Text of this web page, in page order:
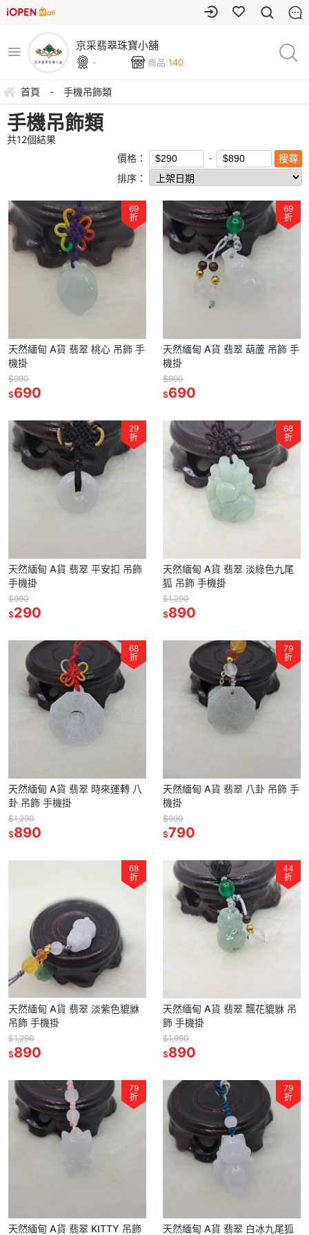
京采翡翠珠寶小舖
- 商品:140
首頁 - 手機吊飾類
手機吊飾類
共12個結果
價格：
排序：
69
折
天然緬甸 A貨 翡翠 桃心 吊飾 手
機掛
$990
$690
69
折
天然緬甸 A貨 翡翠 葫蘆 吊飾 手
機掛
$990
$690
29
折
天然緬甸 A貨 翡翠 平安扣 吊飾
手機掛
$990
$290
68
折
天然緬甸 A貨 翡翠 淡綠色九尾
狐 吊飾 手機掛
$1,290
$890
68
折
天然緬甸 A貨 翡翠 時來運轉 八
卦 吊飾 手機掛
$1,290
$890
79
折
天然緬甸 A貨 翡翠 八卦 吊飾 手
機掛
$990
$790
68
折
天然緬甸 A貨 翡翠 淡紫色貔貅
吊飾 手機掛
$1,290
$890
44
折
天然緬甸 A貨 翡翠 飄花貔貅 吊
飾 手機掛
$1,990
$890
79
折
天然緬甸 A貨 翡翠 KITTY 吊飾
79
折
天然緬甸 A貨 翡翠 白冰九尾狐